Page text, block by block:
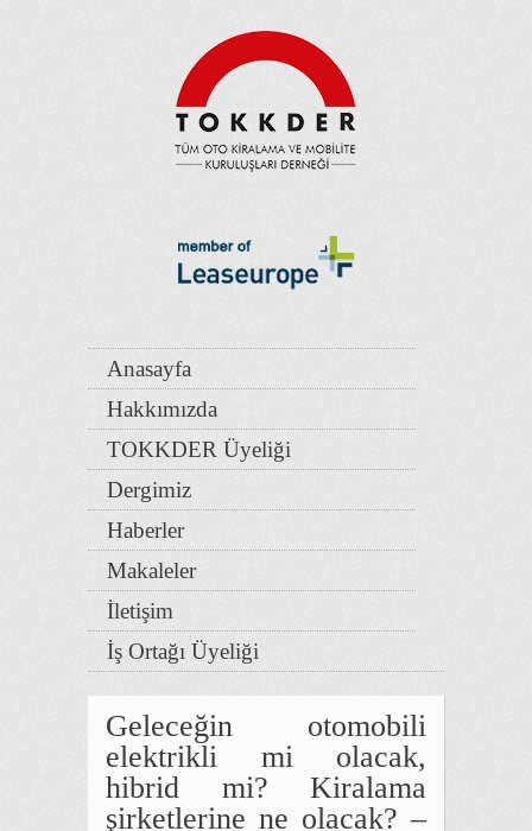
Anasayfa
Hakkımızda
TOKKDER Üyeliği
Dergimiz
Haberler
Makaleler
İletişim
İş Ortağı Üyeliği
Geleceğin otomobili
elektrikli mi olacak,
hibrid mi? Kiralama
şirketlerine ne olacak? –